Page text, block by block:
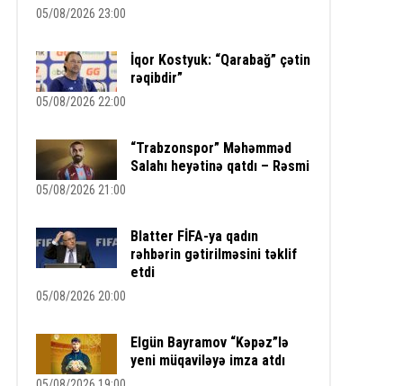
05/08/2026 23:00
İqor Kostyuk: “Qarabağ” çətin
rəqibdir”
05/08/2026 22:00
“Trabzonspor” Məhəmməd
Salahı heyətinə qatdı – Rəsmi
05/08/2026 21:00
Blatter FİFA-ya qadın
rəhbərin gətirilməsini təklif
etdi
05/08/2026 20:00
Elgün Bayramov “Kəpəz”lə
yeni müqaviləyə imza atdı